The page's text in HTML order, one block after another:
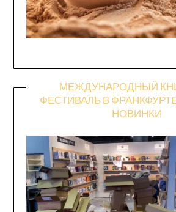
МЕЖДУНАРОДНЫЙ
ФЕСТИВАЛЬ В
НОВИНКИ